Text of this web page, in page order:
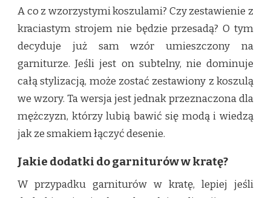
A co z wzorzystymi koszulami? Czy zestawienie z
kraciastym strojem nie będzie przesadą? O tym
decyduje już sam wzór umieszczony na
garniturze. Jeśli jest on subtelny, nie dominuje
całą stylizacją, może zostać zestawiony z koszulą
we wzory. Ta wersja jest jednak przeznaczona dla
mężczyzn, którzy lubią bawić się modą i wiedzą
jak ze smakiem łączyć desenie.
Jakie dodatki do garniturów w kratę?
W przypadku garniturów w kratę, lepiej jeśli